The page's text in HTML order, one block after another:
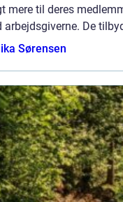
mere til deres
arbejdsgiverne. De
Sørensen